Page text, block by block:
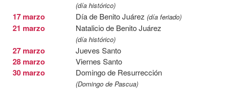
(día histórico)
17 marzo Día de Benito Juárez (día feriado)
21 marzo Natalicio de Benito Juárez
(día histórico)
27 marzo Jueves Santo
28 marzo Viernes Santo
30 marzo Domingo de Resurrección
(Domingo de Pascua)